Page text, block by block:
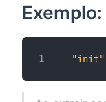
Exemplo:
"init"